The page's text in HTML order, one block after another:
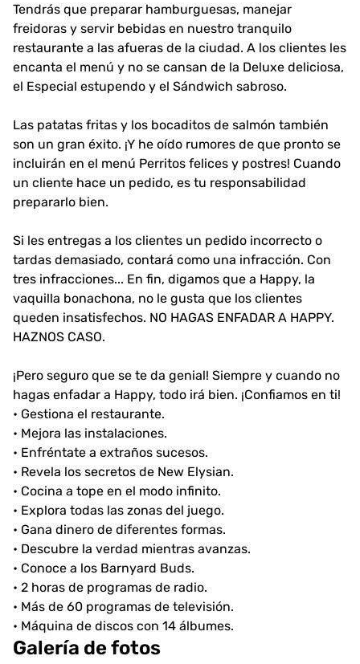
Tendrás que preparar hamburguesas, manejar
freidoras y servir bebidas en nuestro tranquilo
restaurante a las afueras de la ciudad. A los clientes les
encanta el menú y no se cansan de la Deluxe deliciosa,
el Especial estupendo y el Sándwich sabroso.
Las patatas fritas y los bocaditos de salmón también
son un gran éxito. ¡Y he oído rumores de que pronto se
incluirán en el menú Perritos felices y postres! Cuando
un cliente hace un pedido, es tu responsabilidad
prepararlo bien.
Si les entregas a los clientes un pedido incorrecto o
tardas demasiado, contará como una infracción. Con
tres infracciones... En fin, digamos que a Happy, la
vaquilla bonachona, no le gusta que los clientes
queden insatisfechos. NO HAGAS ENFADAR A HAPPY.
HAZNOS CASO.
¡Pero seguro que se te da genial! Siempre y cuando no
hagas enfadar a Happy, todo irá bien. ¡Confiamos en ti!
• Gestiona el restaurante.
• Mejora las instalaciones.
• Enfréntate a extraños sucesos.
• Revela los secretos de New Elysian.
• Cocina a tope en el modo infinito.
• Explora todas las zonas del juego.
• Gana dinero de diferentes formas.
• Descubre la verdad mientras avanzas.
• Conoce a los Barnyard Buds.
• 2 horas de programas de radio.
• Más de 60 programas de televisión.
• Máquina de discos con 14 álbumes.
Galería de fotos